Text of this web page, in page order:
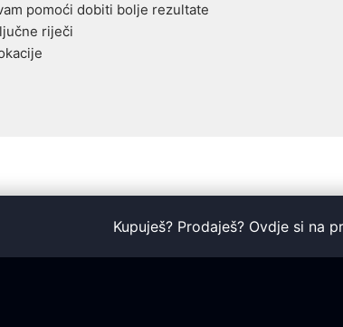
pomoći dobiti bolje rezultate
riječi
Kupuješ? Prodaješ? Ovdje si na